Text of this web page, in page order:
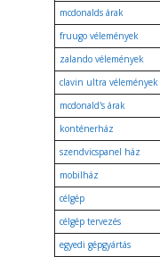
mcdonalds árak
fruugo vélemények
zalando vélemények
clavin ultra vélemények
mcdonald's árak
konténerház
szendvicspanel ház
mobilház
célgép
célgép tervezés
egyedi gépgyártás